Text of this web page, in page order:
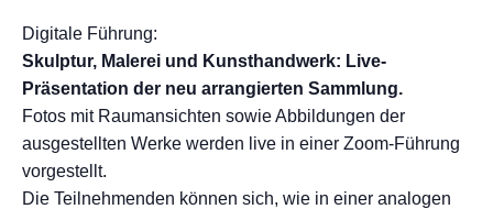
Digitale Führung:
Skulptur, Malerei und Kunsthandwerk: Live-
Präsentation der neu arrangierten Sammlung.
Fotos mit Raumansichten sowie Abbildungen der
ausgestellten Werke werden live in einer Zoom-Führung
vorgestellt.
Die Teilnehmenden können sich, wie in einer analogen